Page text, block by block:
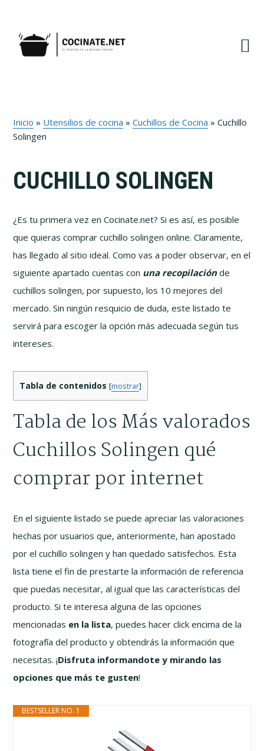
navegación
principal
contenido
principal
barra
Inicio » Utensilios de cocina »Cuchillos de Cocina »Cuchillo
Solingen
CUCHILLO SOLINGEN
¿Es tu primera vez en Cocinate.net? Si es así, es posible
que quieras comprar cuchillo solingen online. Claramente,
has llegado al sitio ideal. Como vas a poder observar, en el
siguiente apartado cuentas con una recopilaciónde
cuchillos solingen, por supuesto, los 10 mejores del
mercado. Sin ningún resquicio de duda, este listado te
servirá para escoger la opción más adecuada según tus
intereses.
Tabla de contenidos [mostrar]
Tabla de los Más valorados
Cuchillos Solingen qué
comprar por internet
En el siguiente listado se puede apreciar las valoraciones
hechas por usuarios que, anteriormente, han apostado
por el cuchillo solingen y han quedado satisfechos. Esta
lista tiene el fin de prestarte la información de referencia
que puedas necesitar, al igual que las características del
producto. Si te interesa alguna de las opciones
mencionadas en la lista, puedes hacer click encima de la
fotografía del producto y obtendrás la información que
necesitas. ¡Disfruta informandote y mirando las
opciones que más te gusten!
BESTSELLER NO. 1